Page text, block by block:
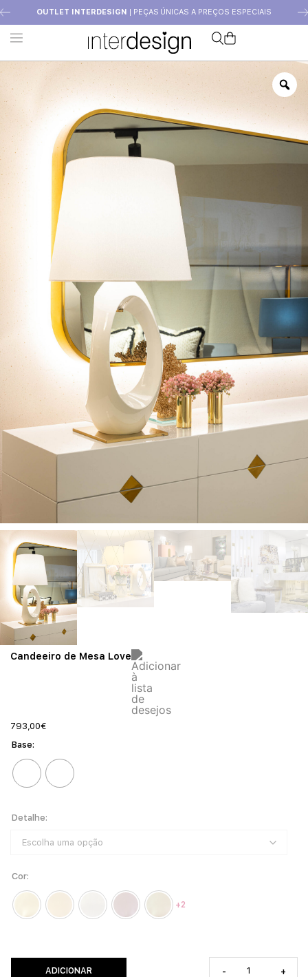
OUTLET INTERDESIGN | PEÇAS ÚNICAS A PREÇOS ESPECIAIS
Candeeiro de Mesa Love
793,00€
Base
Detalhe
Cor
+2
- +
ADICIONAR